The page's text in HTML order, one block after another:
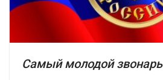
Самый молодой звонарь